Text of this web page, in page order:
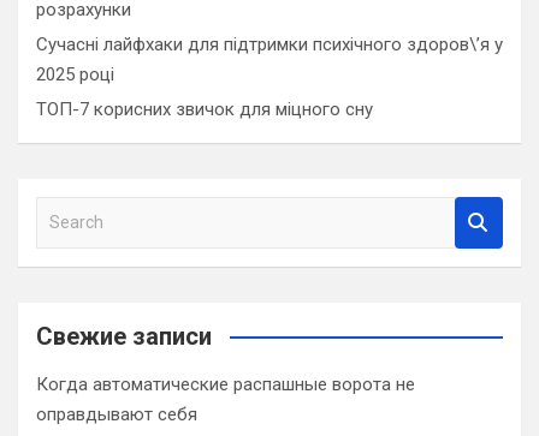
розрахунки
Сучасні лайфхаки для підтримки психічного здоров\’я у
2025 році
ТОП-7 корисних звичок для міцного сну
a
c
Свежие записи
Когда автоматические распашные ворота не
оправдывают себя